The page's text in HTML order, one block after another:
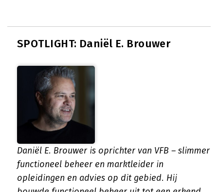
SPOTLIGHT: Daniël E. Brouwer
Daniël E. Brouwer is oprichter van VFB – slimmer
functioneel beheer en marktleider in
opleidingen en advies op dit gebied. Hij